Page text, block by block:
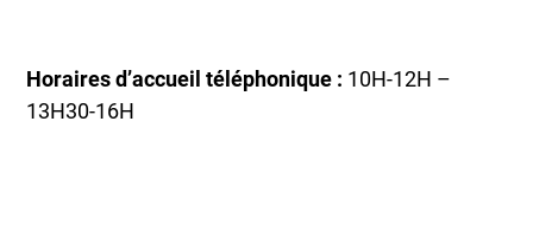
Horaires d’accueil téléphonique : 10H-12H –
13H30-16H